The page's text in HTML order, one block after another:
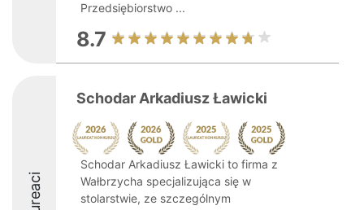
Przedsiębiorstwo ...
8.7
Schodar Arkadiusz Ławicki
Schodar Arkadiusz Ławicki to firma z
Wałbrzycha specjalizująca się w
stolarstwie, ze szczególnym